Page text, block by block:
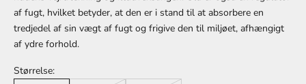
af fugt, hvilket betyder, at den er i stand til at absorbere en
tredjedel af sin vægt af fugt og frigive den til miljøet, afhængigt
af ydre forhold.
Størrelse: